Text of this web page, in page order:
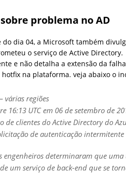
problema no AD
dia 04, a Microsoft também
o serviço de Active
e não detalha a extensão da
na plataforma. veja abaixo o
várias regiões
16:13 UTC em 06 de setembro de
de clientes do Active Directory do
de autenticação intermitente
engenheiros determinaram que
um serviço de back-end que se